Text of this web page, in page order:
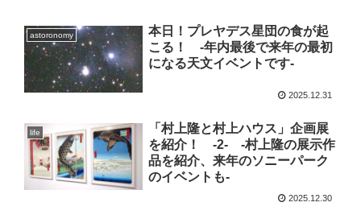
astoronomy
本日！プレヤデス星団の食が起
こる！ -年内最後で来年の最初
になる天文イベントです-
2025.12.31
life
「村上隆と村上ハウス」企画展
を紹介！ -2- -村上隆の展示作
品を紹介、来年のソニーパーク
のイベントも-
2025.12.30